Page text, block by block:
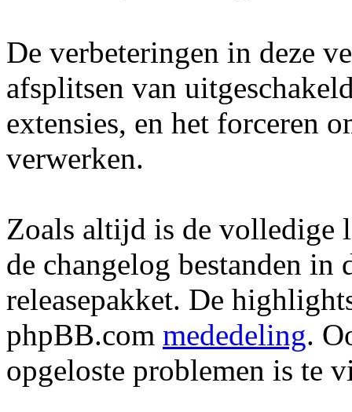
De verbeteringen in deze
afsplitsen van
extensies, en het forceren
verwerken.
Zoals altijd is de volledige
de changelog bestanden in
releasepakket. De
phpBB.com mededeling.
opgeloste problemen is te